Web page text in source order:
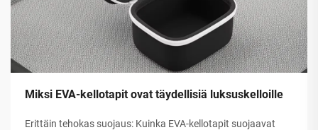
Miksi EVA-kellotapit ovat täydellisiä luksuskelloille
Erittäin tehokas suojaus: Kuinka EVA-kellotapit suojaavat